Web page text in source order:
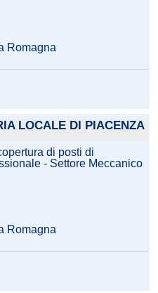
Romagna
LOCALE DI PIACENZA
di posti di
- Settore Meccanico
Romagna